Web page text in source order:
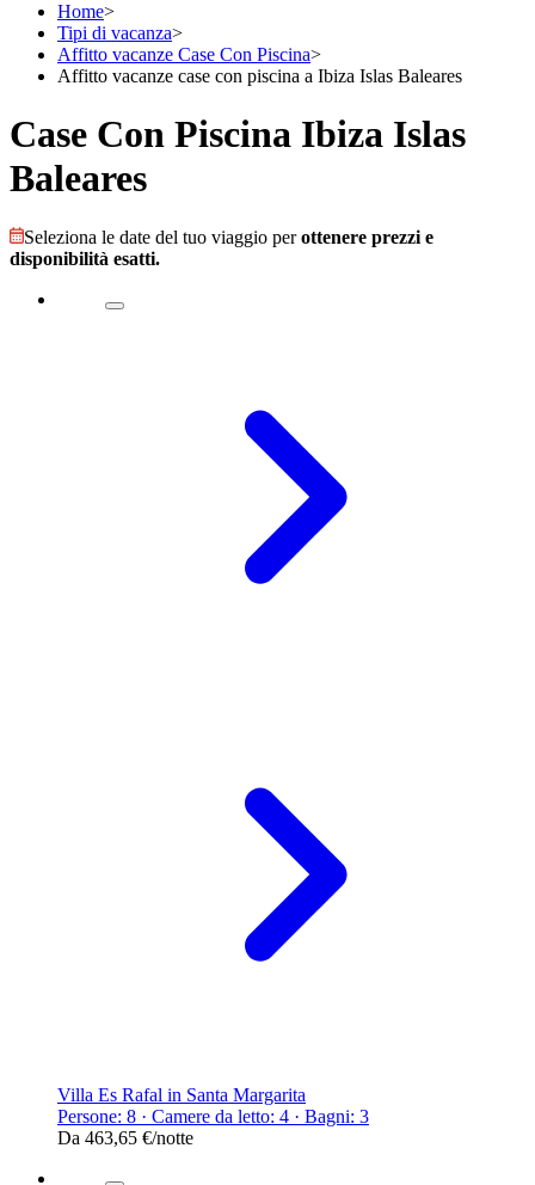
Home>
Tipi di vacanza>
Affitto vacanze Case Con Piscina>
Affitto vacanze case con piscina a Ibiza Islas Baleares
Case Con Piscina Ibiza Islas
Baleares
Seleziona le date del tuo viaggio perottenere prezzi e
disponibilità esatti.
Villa Es Rafal in Santa Margarita
Persone: 8 · Camere da letto: 4 · Bagni: 3
Da 463,65 €/notte